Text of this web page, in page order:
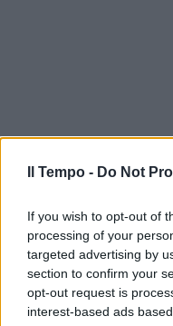
Il Tempo - Do Not
If you wish to opt-out of
processing of your
targeted advertising by
section to confirm your
opt-out request is
interest-based ads